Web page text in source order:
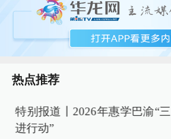
热点推荐
特别报道丨2026年惠学巴渝“三
进行动”